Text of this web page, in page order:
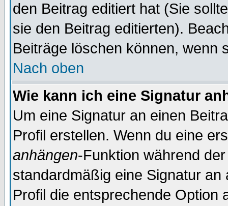
den Beitrag editiert hat (Sie
sie den Beitrag editierten).
Beiträge löschen können, wenn
Nach oben
Wie kann ich eine Signatur
Um eine Signatur an einen
Profil erstellen. Wenn du eine
anhängen-Funktion während
standardmäßig eine Signatur
Profil die entsprechende Option